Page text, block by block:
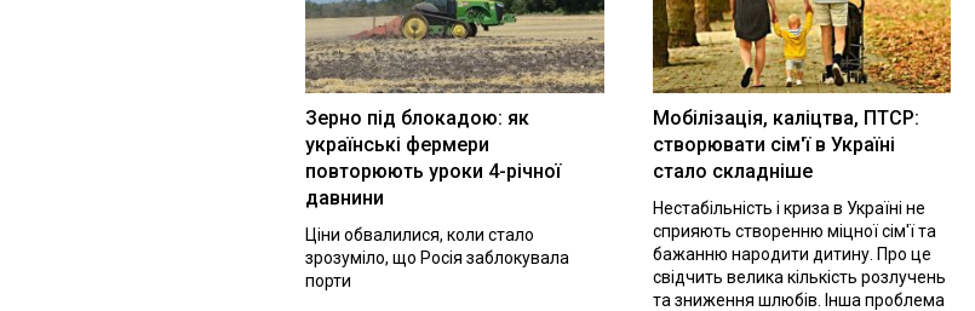
Зерно під блокадою: як
українські фермери
повторюють уроки 4-річної
давнини
Ціни обвалилися, коли стало
зрозуміло, що Росія заблокувала
порти
Мобілізація, каліцтва, ПТСР:
створювати сім'ї в Україні
стало складніше
Нестабільність і криза в Україні не
сприяють створенню міцної сім'ї та
бажанню народити дитину. Про це
свідчить велика кількість розлучень
та зниження шлюбів. Інша проблема